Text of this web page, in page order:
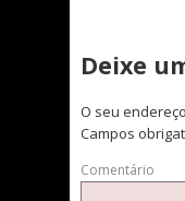
Deixe
O seu
Campos
Comentário